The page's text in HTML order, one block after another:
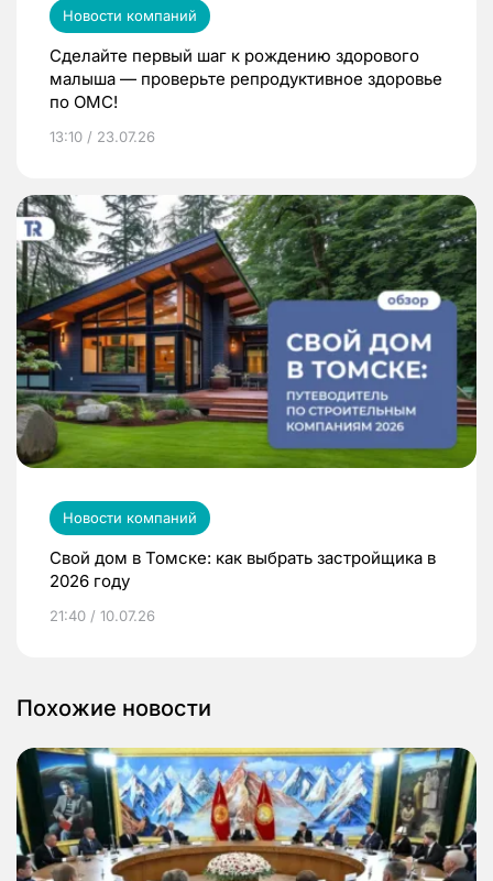
Новости компаний
Сделайте первый шаг к рождению здорового
малыша — проверьте репродуктивное здоровье
по ОМС!
13:10 / 23.07.26
Новости компаний
Свой дом в Томске: как выбрать застройщика в
2026 году
21:40 / 10.07.26
Похожие новости